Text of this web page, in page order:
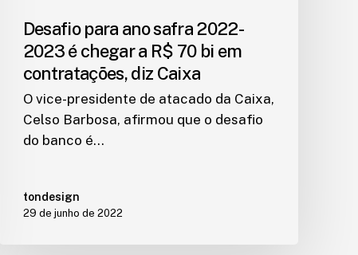
Desafio para ano safra 2022-
2023 é chegar a R$ 70 bi em
contratações, diz Caixa
O vice-presidente de atacado da Caixa,
Celso Barbosa, afirmou que o desafio
do banco é…
tondesign
29 de junho de 2022